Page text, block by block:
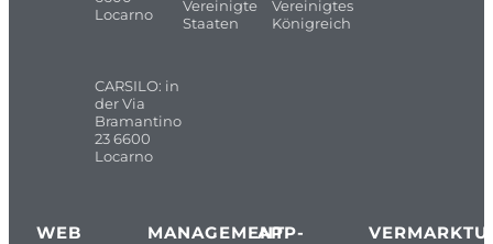
Locarno
CARSILO: in
der Via
Bramantino
23 6600
Locarno
Vereinigte
Staaten
Vereinigtes
Königreich
WEB MANAGEMENT
APP-